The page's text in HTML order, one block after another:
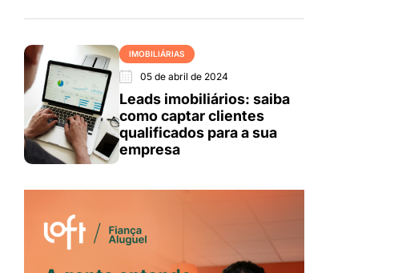
IMOBILIÁRIAS
05 de abril de 2024
Leads imobiliários: saiba
como captar clientes
qualificados para a sua
empresa